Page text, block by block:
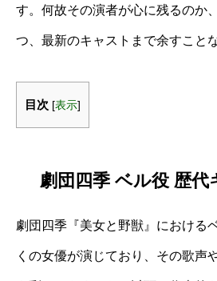
す。何故その演者が心に残るのか
つ、最新のキャストまで余すこと
目次 [表示]
劇団四季 ベル役 歴代
劇団四季『美女と野獣』における
くの女優が演じており、その歌声